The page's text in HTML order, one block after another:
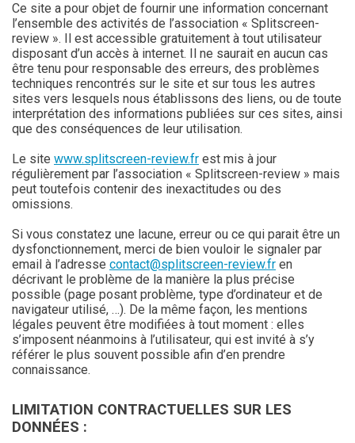
Ce site a pour objet de fournir une information concernant
l’ensemble des activités de l’association « Splitscreen-
review ». Il est accessible gratuitement à tout utilisateur
disposant d’un accès à internet. Il ne saurait en aucun cas
être tenu pour responsable des erreurs, des problèmes
techniques rencontrés sur le site et sur tous les autres
sites vers lesquels nous établissons des liens, ou de toute
interprétation des informations publiées sur ces sites, ainsi
que des conséquences de leur utilisation.
Le site www.splitscreen-review.fr est mis à jour
régulièrement par l’association « Splitscreen-review » mais
peut toutefois contenir des inexactitudes ou des
omissions.
Si vous constatez une lacune, erreur ou ce qui parait être un
dysfonctionnement, merci de bien vouloir le signaler par
email à l’adresse contact@splitscreen-review.fr en
décrivant le problème de la manière la plus précise
possible (page posant problème, type d’ordinateur et de
navigateur utilisé, …). De la même façon, les mentions
légales peuvent être modifiées à tout moment : elles
s’imposent néanmoins à l’utilisateur, qui est invité à s’y
référer le plus souvent possible afin d’en prendre
connaissance.
LIMITATION CONTRACTUELLES SUR LES
DONNÉES :